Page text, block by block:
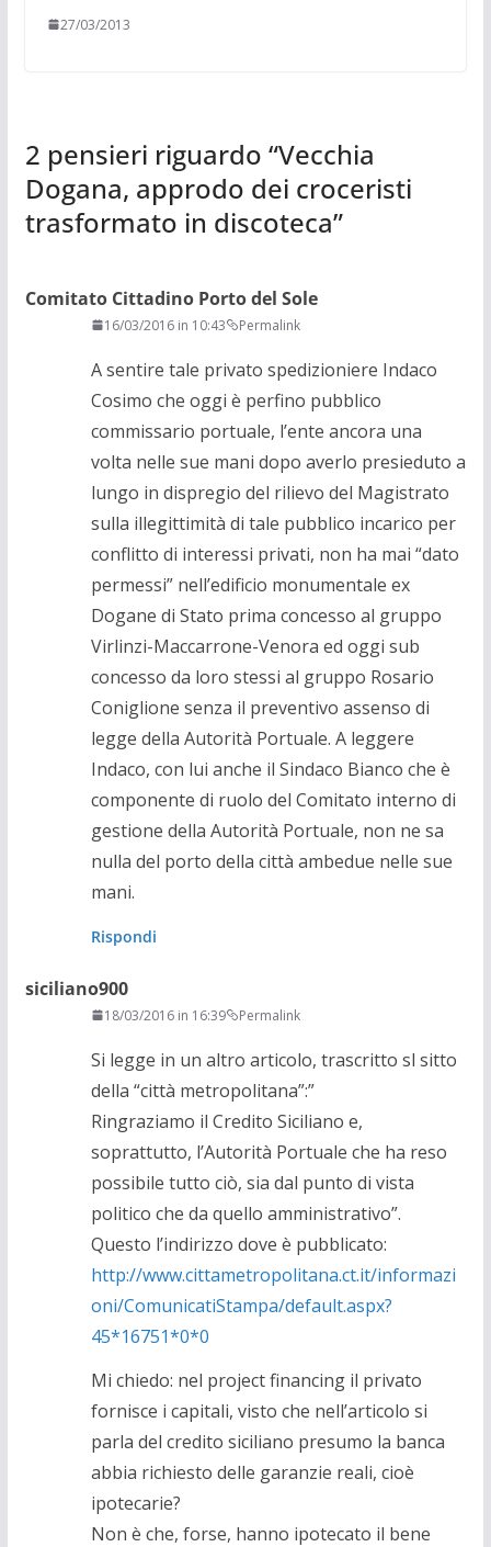
27/03/2013
2 pensieri riguardo “Vecchia
Dogana, approdo dei croceristi
trasformato in discoteca”
Comitato Cittadino Porto del Sole
16/03/2016 in 10:43 Permalink
A sentire tale privato spedizioniere Indaco
Cosimo che oggi è perfino pubblico
commissario portuale, l’ente ancora una
volta nelle sue mani dopo averlo presieduto a
lungo in dispregio del rilievo del Magistrato
sulla illegittimità di tale pubblico incarico per
conflitto di interessi privati, non ha mai “dato
permessi” nell’edificio monumentale ex
Dogane di Stato prima concesso al gruppo
Virlinzi-Maccarrone-Venora ed oggi sub
concesso da loro stessi al gruppo Rosario
Coniglione senza il preventivo assenso di
legge della Autorità Portuale. A leggere
Indaco, con lui anche il Sindaco Bianco che è
componente di ruolo del Comitato interno di
gestione della Autorità Portuale, non ne sa
nulla del porto della città ambedue nelle sue
mani.
Rispondi
siciliano900
18/03/2016 in 16:39 Permalink
Si legge in un altro articolo, trascritto sl sitto
della “città metropolitana”:”
Ringraziamo il Credito Siciliano e,
soprattutto, l’Autorità Portuale che ha reso
possibile tutto ciò, sia dal punto di vista
politico che da quello amministrativo”.
Questo l’indirizzo dove è pubblicato:
http://www.cittametropolitana.ct.it/informazi
oni/ComunicatiStampa/default.aspx?
45*16751*0*0
Mi chiedo: nel project financing il privato
fornisce i capitali, visto che nell’articolo si
parla del credito siciliano presumo la banca
abbia richiesto delle garanzie reali, cioè
ipotecarie?
Non è che, forse, hanno ipotecato il bene